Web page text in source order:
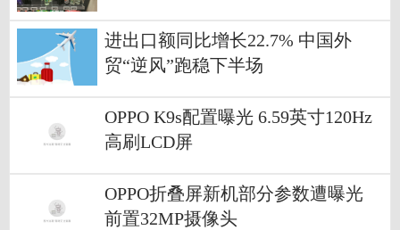
进出口额同比增长22.7% 中国外
贸“逆风”跑稳下半场
OPPO K9s配置曝光 6.59英寸120Hz
高刷LCD屏
OPPO折叠屏新机部分参数遭曝光
前置32MP摄像头